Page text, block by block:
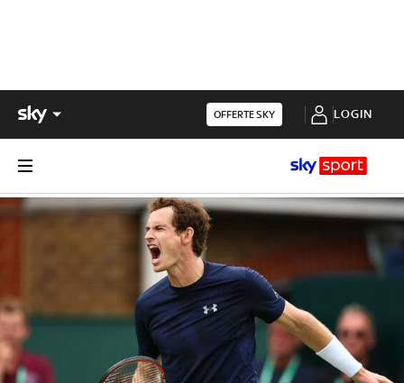
OFFERTE SKY LOGIN